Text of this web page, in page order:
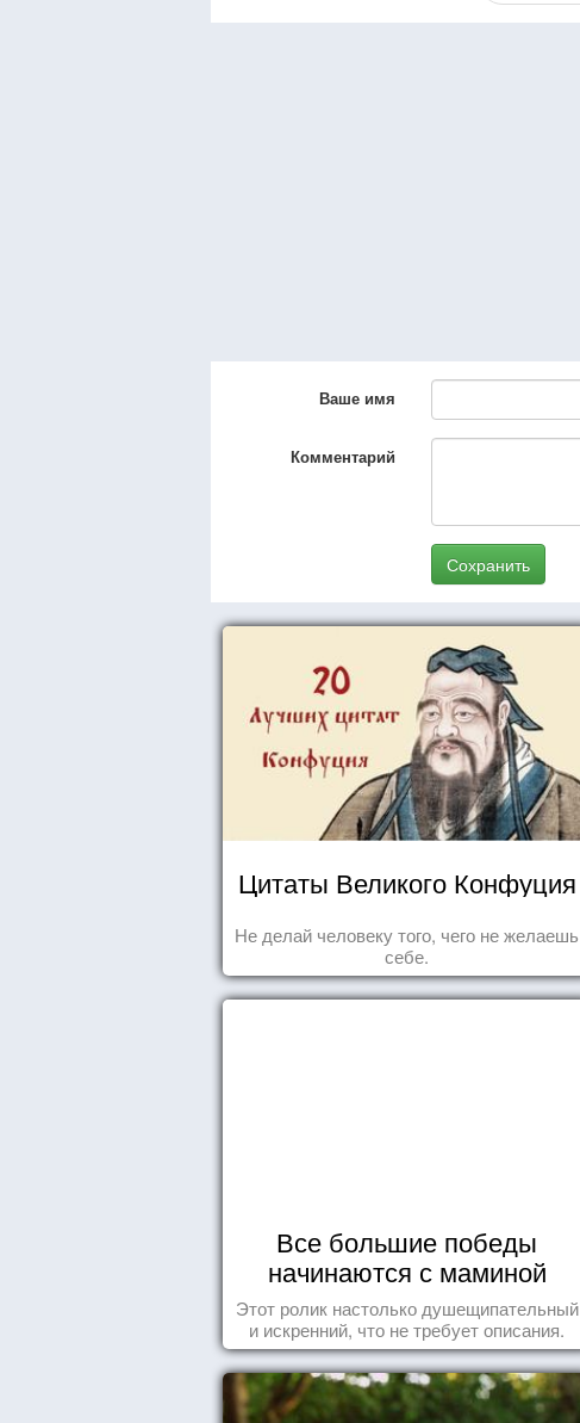
Ваше имя
Комментарий
Сохранить
Цитаты Великого Конфуция
Не делай человеку того, чего не желаешь
себе.
Все большие победы
начинаются с маминой
колыбели
Этот ролик настолько душещипательный
и искренний, что не требует описания.